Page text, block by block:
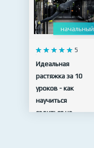
начальный
5
Идеальная
растяжка за 10
уроков - как
научиться
садиться на